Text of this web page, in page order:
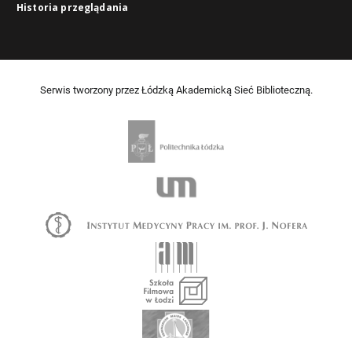
Historia przeglądania
Serwis tworzony przez Łódzką Akademicką Sieć Biblioteczną.